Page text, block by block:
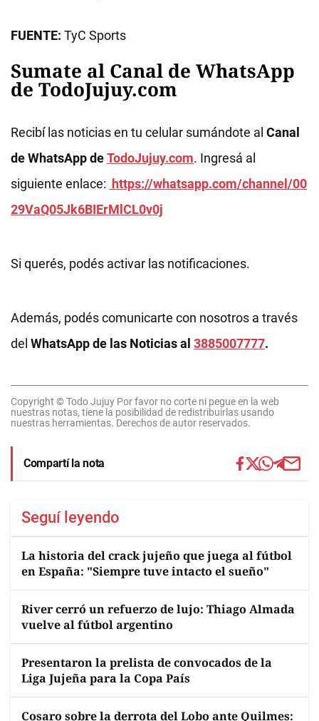
FUENTE: TyC Sports
Sumate al Canal de WhatsApp
de TodoJujuy.com
Recibí las noticias en tu celular sumándote al Canal
de WhatsApp deTodoJujuy.com. Ingresá al
siguiente enlace: https://whatsapp.com/channel/00
29VaQ05Jk6BIErMlCL0v0j
Si querés, podés activar las notificaciones.
Además, podés comunicarte con nosotros a través
del WhatsApp de las Noticias al 3885007777.
Copyright © Todo Jujuy Por favor no corte ni pegue en la web
nuestras notas, tiene la posibilidad de redistribuirlas usando
nuestras herramientas. Derechos de autor reservados.
Compartí la nota
Seguí leyendo
La historia del crack jujeño que juega al fútbol
en España: "Siempre tuve intacto el sueño"
River cerró un refuerzo de lujo: Thiago Almada
vuelve al fútbol argentino
Presentaron la prelista de convocados de la
Liga Jujeña para la Copa País
Cosaro sobre la derrota del Lobo ante Quilmes: